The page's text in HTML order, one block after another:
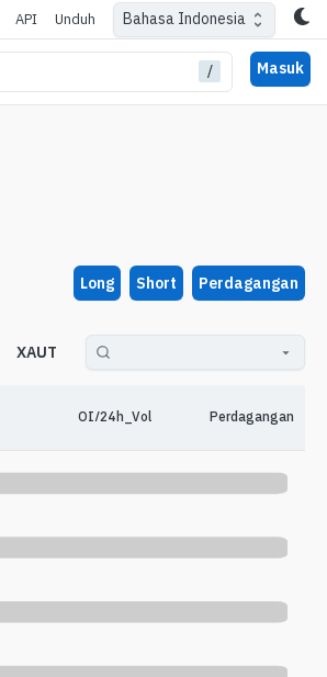
API Unduh Bahasa Indonesia
/ Masuk
Long Short Perdagangan
XAUT SP500
OI/24h_Vol Perdagangan